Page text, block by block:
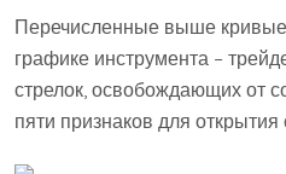
Перечисленные выше
графике инструмента –
стрелок, освобождающих от
пяти признаков для открытия